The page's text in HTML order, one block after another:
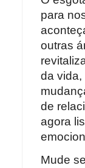
para
outras
da vida,
de
agora
Mude